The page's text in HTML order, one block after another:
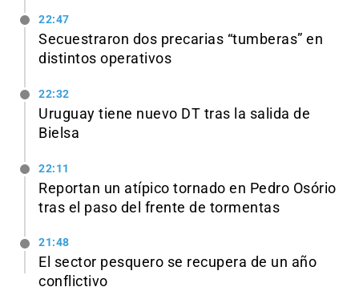
22:47
Secuestraron dos precarias “tumberas” en
distintos operativos
22:32
Uruguay tiene nuevo DT tras la salida de
Bielsa
22:11
Reportan un atípico tornado en Pedro Osório
tras el paso del frente de tormentas
21:48
El sector pesquero se recupera de un año
conflictivo